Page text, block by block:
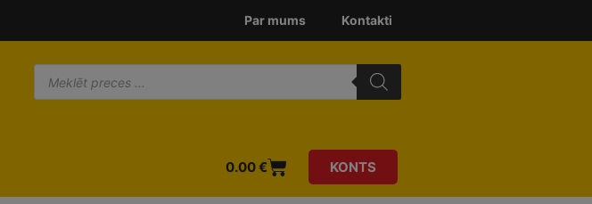
Par mums Kontakti
0.00€ KONTS